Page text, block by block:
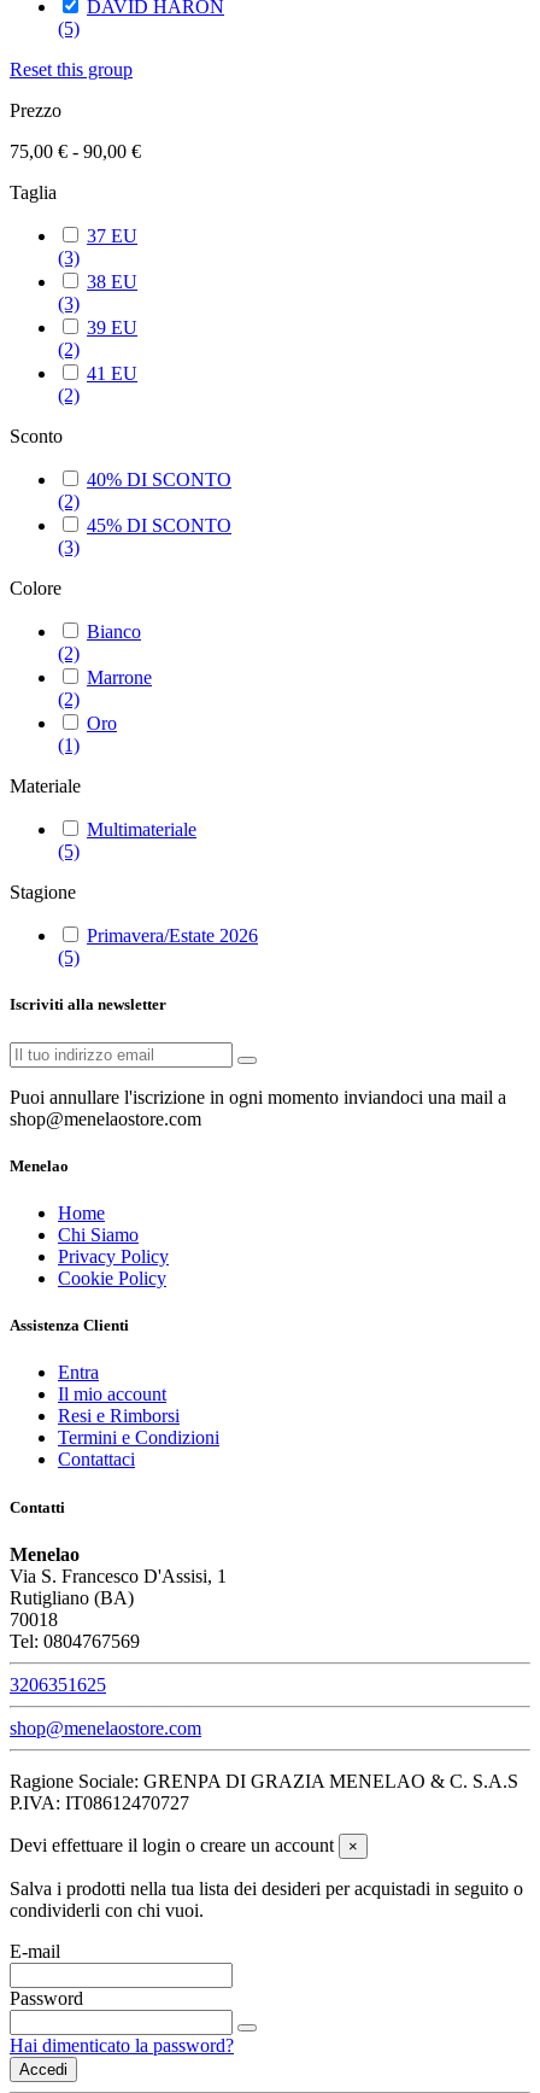
DAVID HARON
(5)
Reset this group
Prezzo
75,00 € - 90,00 €
Taglia
37 EU
(3)
38 EU
(3)
39 EU
(2)
41 EU
(2)
Sconto
40% DI SCONTO
(2)
45% DI SCONTO
(3)
Colore
Bianco
(2)
Marrone
(2)
Oro
(1)
Materiale
Multimateriale
(5)
Stagione
Primavera/Estate 2026
(5)
Iscriviti alla newsletter
Puoi annullare l'iscrizione in ogni momento inviandoci una mail a
shop@menelaostore.com
Menelao
Home
Chi Siamo
Privacy Policy
Cookie Policy
Assistenza Clienti
Entra
Il mio account
Resi e Rimborsi
Termini e Condizioni
Contattaci
Contatti
Menelao
Via S. Francesco D'Assisi, 1
Rutigliano (BA)
70018
Tel: 0804767569
3206351625
shop@menelaostore.com
Ragione Sociale: GRENPA DI GRAZIA MENELAO & C. S.A.S
P.IVA: IT08612470727
Devi effettuare il login o creare un account ×
Salva i prodotti nella tua lista dei desideri per acquistadi in seguito o
condividerli con chi vuoi.
E-mail
Password
Hai dimenticato la password?
Accedi